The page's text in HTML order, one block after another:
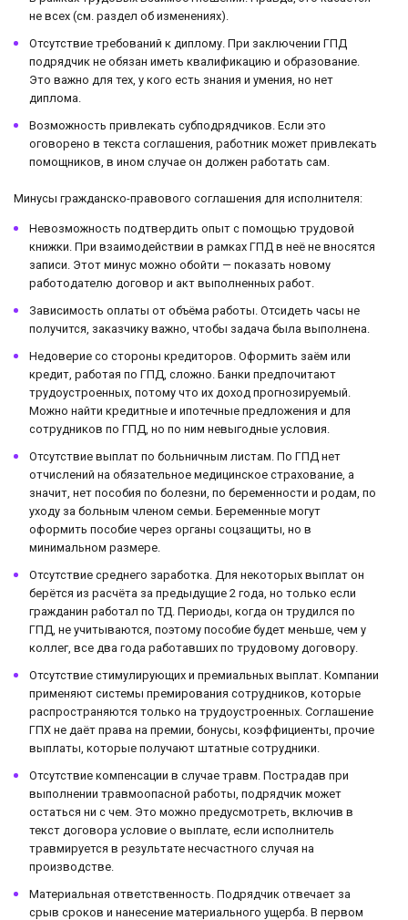
не всех (см. раздел об изменениях).
Отсутствие требований к диплому. При заключении ГПД
подрядчик не обязан иметь квалификацию и образование.
Это важно для тех, у кого есть знания и умения, но нет
диплома.
Возможность привлекать субподрядчиков. Если это
оговорено в текста соглашения, работник может привлекать
помощников, в ином случае он должен работать сам.
Минусы гражданско-правового соглашения для исполнителя:
Невозможность подтвердить опыт с помощью трудовой
книжки. При взаимодействии в рамках ГПД в неё не вносятся
записи. Этот минус можно обойти — показать новому
работодателю договор и акт выполненных работ.
Зависимость оплаты от объёма работы. Отсидеть часы не
получится, заказчику важно, чтобы задача была выполнена.
Недоверие со стороны кредиторов. Оформить заём или
кредит, работая по ГПД, сложно. Банки предпочитают
трудоустроенных, потому что их доход прогнозируемый.
Можно найти кредитные и ипотечные предложения и для
сотрудников по ГПД, но по ним невыгодные условия.
Отсутствие выплат по больничным листам. По ГПД нет
отчислений на обязательное медицинское страхование, а
значит, нет пособия по болезни, по беременности и родам, по
уходу за больным членом семьи. Беременные могут
оформить пособие через органы соцзащиты, но в
минимальном размере.
Отсутствие среднего заработка. Для некоторых выплат он
берётся из расчёта за предыдущие 2 года, но только если
гражданин работал по ТД. Периоды, когда он трудился по
ГПД, не учитываются, поэтому пособие будет меньше, чем у
коллег, все два года работавших по трудовому договору.
Отсутствие стимулирующих и премиальных выплат. Компании
применяют системы премирования сотрудников, которые
распространяются только на трудоустроенных. Соглашение
ГПХ не даёт права на премии, бонусы, коэффициенты, прочие
выплаты, которые получают штатные сотрудники.
Отсутствие компенсации в случае травм. Пострадав при
выполнении травмоопасной работы, подрядчик может
остаться ни с чем. Это можно предусмотреть, включив в
текст договора условие о выплате, если исполнитель
травмируется в результате несчастного случая на
производстве.
Материальная ответственность. Подрядчик отвечает за
срыв сроков и нанесение материального ущерба. В первом